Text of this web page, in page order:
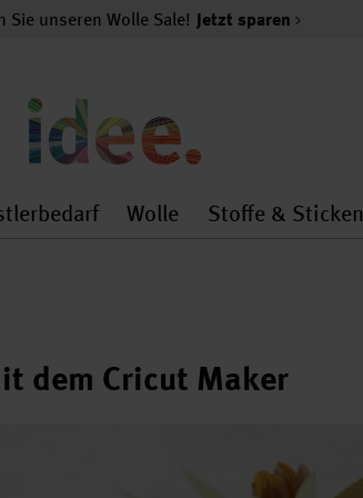
Sie unseren Wolle Sale! Jetzt sparen
general.openMenu
Künstlerbedarf
Wolle
Wolle
Stoffe & Sticken
dem Cricut Maker